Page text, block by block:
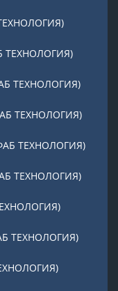
ТЕХНОЛОГИЯ)
ТЕХНОЛОГИЯ)
ТЕХНОЛОГИЯ)
ТЕХНОЛОГИЯ)
ТЕХНОЛОГИЯ)
ТЕХНОЛОГИЯ)